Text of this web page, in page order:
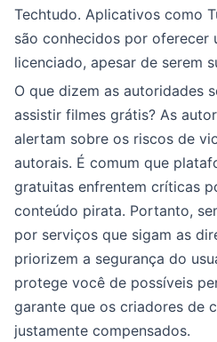
Techtudo. Aplicativos como
são conhecidos por oferecer
licenciado, apesar de serem
O que dizem as autoridades
assistir filmes grátis? As
alertam sobre os riscos de
autorais. É comum que
gratuitas enfrentem críticas
conteúdo pirata. Portanto,
por serviços que sigam as
priorizem a segurança do
protege você de possíveis
garante que os criadores de
justamente compensados.